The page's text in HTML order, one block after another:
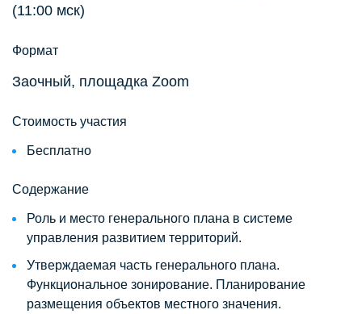
(11:00 мск)
Формат
Заочный, площадка Zoom
Стоимость участия
Бесплатно
Содержание
Роль и место генерального плана в системе
управления развитием территорий.
Утверждаемая часть генерального плана.
Функциональное зонирование. Планирование
размещения объектов местного значения.